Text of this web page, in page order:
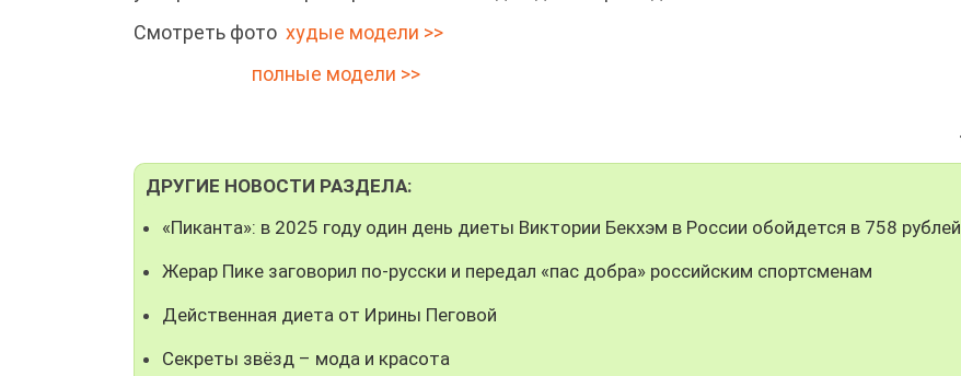
Смотреть фото худые модели >>
полные модели >>
ДРУГИЕ НОВОСТИ РАЗДЕЛА:
«Пиканта»: в 2025 году один день диеты Виктории Бекхэм в России обойдется в 758 рублей
Жерар Пике заговорил по-русски и передал «пас добра» российским спортсменам
Действенная диета от Ирины Пеговой
Секреты звёзд – мода и красота